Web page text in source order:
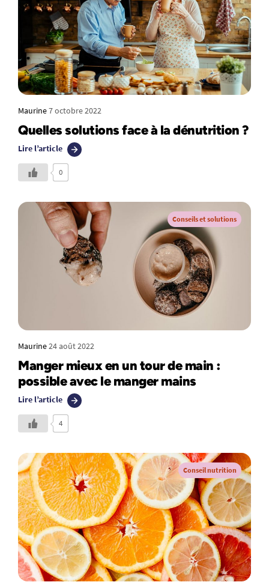
Maurine7 octobre 2022
Quelles solutions face à la dénutrition ?
Lire l’article
0
Conseils et solutions
Maurine24 août 2022
Manger mieux en un tour de main :
possible avec le manger mains
Lire l’article
4
Conseil nutrition